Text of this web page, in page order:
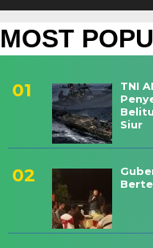
MOST
‎TNI
Siur